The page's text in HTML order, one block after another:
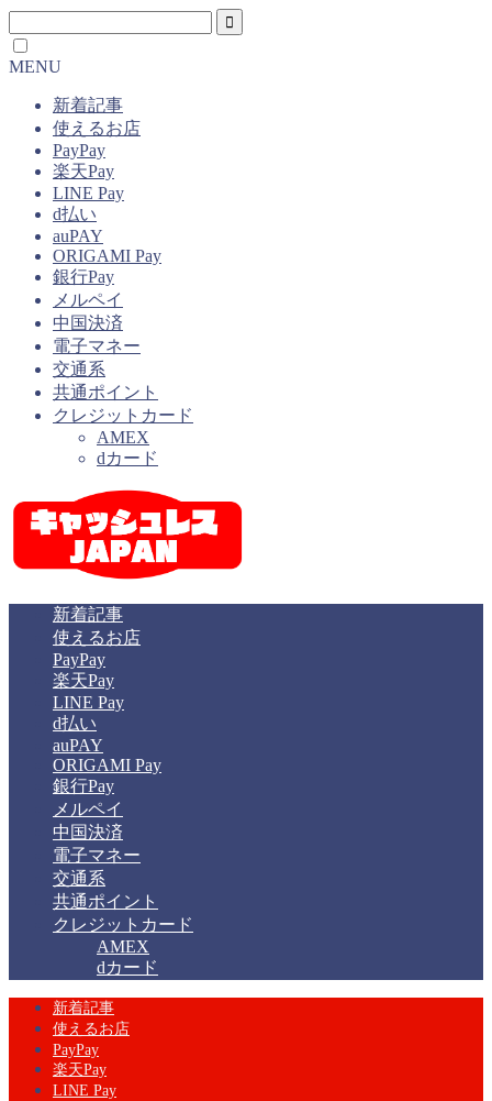
MENU
新着記事
使えるお店
PayPay
楽天Pay
LINE Pay
d払い
auPAY
ORIGAMI Pay
銀行Pay
メルペイ
中国決済
電子マネー
交通系
共通ポイント
クレジットカード
AMEX
dカード
新着記事
使えるお店
PayPay
楽天Pay
LINE Pay
d払い
auPAY
ORIGAMI Pay
銀行Pay
メルペイ
中国決済
電子マネー
交通系
共通ポイント
クレジットカード
AMEX
dカード
新着記事
使えるお店
PayPay
楽天Pay
LINE Pay